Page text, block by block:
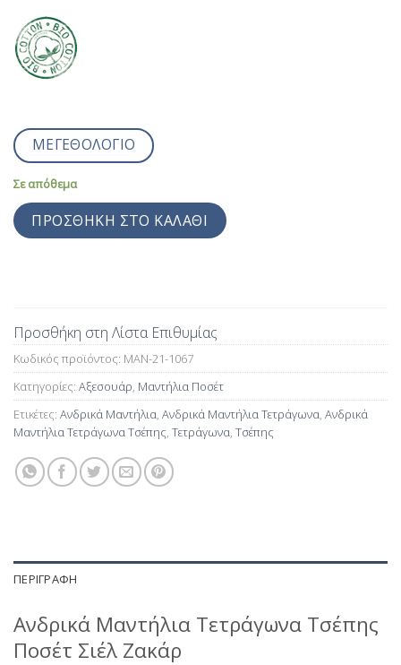
ΜΕΓΕΘΟΛΟΓΙΟ
Σε απόθεμα
ΠΡΟΣΘΉΚΗ ΣΤΟ ΚΑΛΆΘΙ
Προσθήκη στη Λίστα Επιθυμίας
Κωδικός προϊόντος: MAN-21-1067
Κατηγορίες: Αξεσουάρ, Μαντήλια Ποσέτ
Ετικέτες: Ανδρικά Μαντήλια, Ανδρικά Μαντήλια Τετράγωνα, Ανδρικά
Μαντήλια Τετράγωνα Τσέπης, Τετράγωνα, Τσέπης
ΠΕΡΙΓΡΑΦΉ
Ανδρικά Μαντήλια Τετράγωνα Τσέπης
Ποσέτ Σιέλ Ζακάρ